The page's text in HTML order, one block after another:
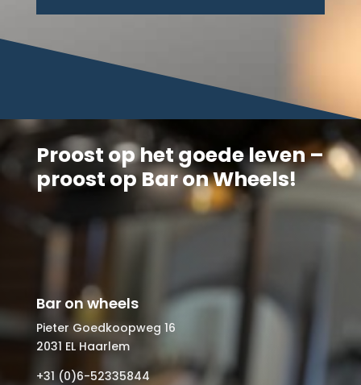
Proost op het goede leven –
proost op Bar on Wheels!
Bar on wheels
Pieter Goedkoopweg 16
2031 EL Haarlem
+31 (0)6-52335844